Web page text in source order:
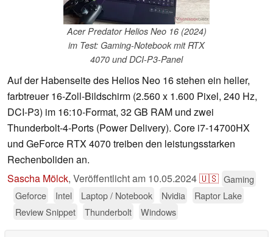
Acer Predator Helios Neo 16 (2024)
im Test: Gaming-Notebook mit RTX
4070 und DCI-P3-Panel
Auf der Habenseite des Helios Neo 16 stehen ein heller,
farbtreuer 16-Zoll-Bildschirm (2.560 x 1.600 Pixel, 240 Hz,
DCI-P3) im 16:10-Format, 32 GB RAM und zwei
Thunderbolt-4-Ports (Power Delivery). Core i7-14700HX
und GeForce RTX 4070 treiben den leistungsstarken
Rechenboliden an.
Sascha Mölck, Veröffentlicht am 10.05.2024🇺🇸 Gaming
Geforce
Intel Laptop / Notebook Nvidia
Raptor Lake
Review Snippet
Thunderbolt Windows